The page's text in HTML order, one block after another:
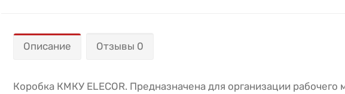
Описание Отзывы 0
Коробка КМКУ ELECOR. Предназначена для организации